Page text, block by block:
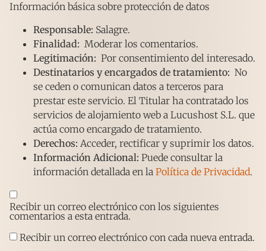
Información básica sobre protección de datos
Responsable: Salagre.
Finalidad: Moderar los comentarios.
Legitimación: Por consentimiento del interesado.
Destinatarios y encargados de tratamiento: No
se ceden o comunican datos a terceros para
prestar este servicio. El Titular ha contratado los
servicios de alojamiento web a Lucushost S.L. que
actúa como encargado de tratamiento.
Derechos: Acceder, rectificar y suprimir los datos.
Información Adicional: Puede consultar la
información detallada en la Política de Privacidad.
Recibir un correo electrónico con los siguientes
comentarios a esta entrada.
Recibir un correo electrónico con cada nueva entrada.